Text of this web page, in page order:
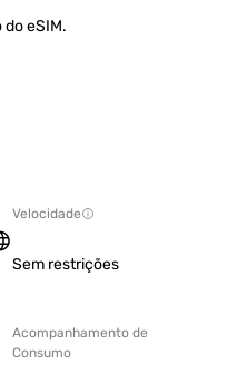
eSIM.
Velocidade
Sem restrições
Acompanhamento de
Consumo